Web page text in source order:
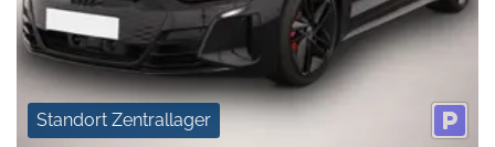
Standort Zentrallager